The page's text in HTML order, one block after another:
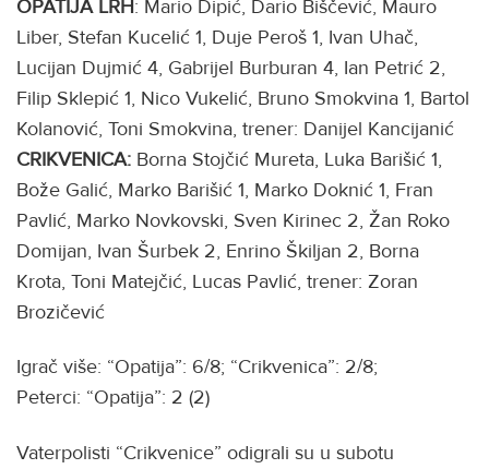
OPATIJA LRH: Mario Dipić, Dario Biščević, Mauro
Liber, Stefan Kucelić 1, Duje Peroš 1, Ivan Uhač,
Lucijan Dujmić 4, Gabrijel Burburan 4, Ian Petrić 2,
Filip Sklepić 1, Nico Vukelić, Bruno Smokvina 1, Bartol
Kolanović, Toni Smokvina, trener: Danijel Kancijanić
CRIKVENICA: Borna Stojčić Mureta, Luka Barišić 1,
Bože Galić, Marko Barišić 1, Marko Doknić 1, Fran
Pavlić, Marko Novkovski, Sven Kirinec 2, Žan Roko
Domijan, Ivan Šurbek 2, Enrino Škiljan 2, Borna
Krota, Toni Matejčić, Lucas Pavlić, trener: Zoran
Brozičević
Igrač više: “Opatija”: 6/8; “Crikvenica”: 2/8;
Peterci: “Opatija”: 2 (2)
Vaterpolisti “Crikvenice” odigrali su u subotu